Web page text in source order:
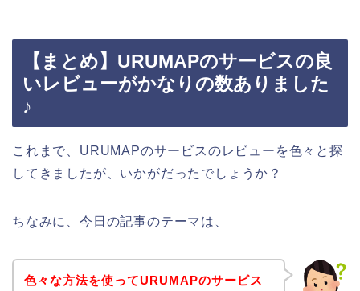
【まとめ】URUMAPのサービスの良
いレビューがかなりの数ありました
♪
これまで、URUMAPのサービスのレビューを色々と探
してきましたが、いかがだったでしょうか？
ちなみに、今日の記事のテーマは、
色々な方法を使ってURUMAPのサービス